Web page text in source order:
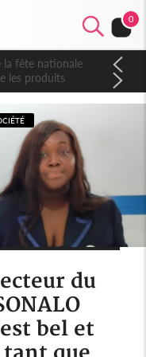
0
fête nationale
les produits
du
bel et